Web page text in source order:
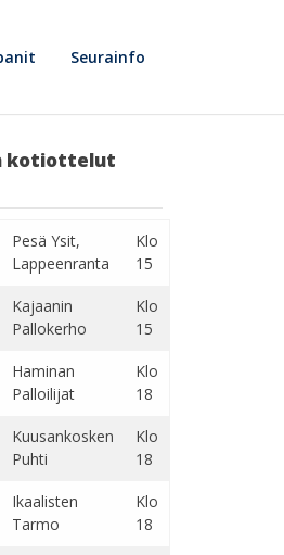
Seurainfo
kotiottelut
Pesä Ysit,
Lappeenranta
Klo
15
Kajaanin
Pallokerho
Klo
15
Haminan
Palloilijat
Klo
18
Kuusankosken
Puhti
Klo
18
Ikaalisten
Tarmo
Klo
18